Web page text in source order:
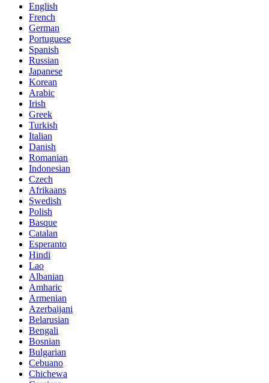
English
French
German
Portuguese
Spanish
Russian
Japanese
Korean
Arabic
Irish
Greek
Turkish
Italian
Danish
Romanian
Indonesian
Czech
Afrikaans
Swedish
Polish
Basque
Catalan
Esperanto
Hindi
Lao
Albanian
Amharic
Armenian
Azerbaijani
Belarusian
Bengali
Bosnian
Bulgarian
Cebuano
Chichewa